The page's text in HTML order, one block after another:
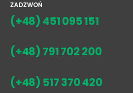
ZADZWOŃ
(+48) 451 095 151
(+48) 791 702 200
(+48) 517 370 420